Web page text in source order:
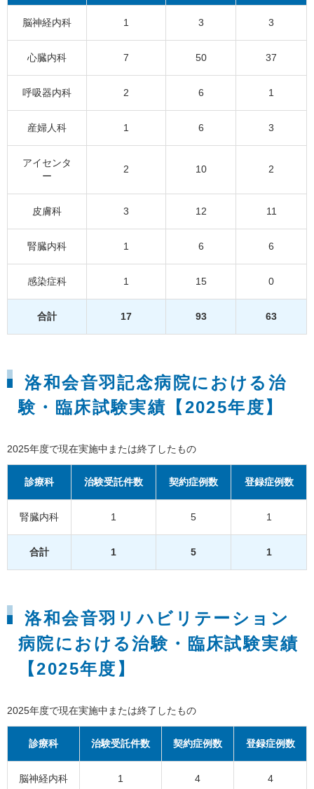
脳神経内科 1 3 3
心臓内科 7 50 37
呼吸器内科 2 6 1
産婦人科 1 6 3
アイセンタ
ー
2 10 2
皮膚科 3 12 11
腎臓内科 1 6 6
感染症科 1 15 0
合計 17 93 63
洛和会音羽記念病院における治
験・臨床試験実績【2025年度】
2025年度で現在実施中または終了したもの
診療科 治験受託件数 契約症例数 登録症例数
腎臓内科 1 5 1
合計 1 5 1
洛和会音羽リハビリテーション
病院における治験・臨床試験実績
【2025年度】
2025年度で現在実施中または終了したもの
診療科 治験受託件数 契約症例数 登録症例数
脳神経内科 1 4 4